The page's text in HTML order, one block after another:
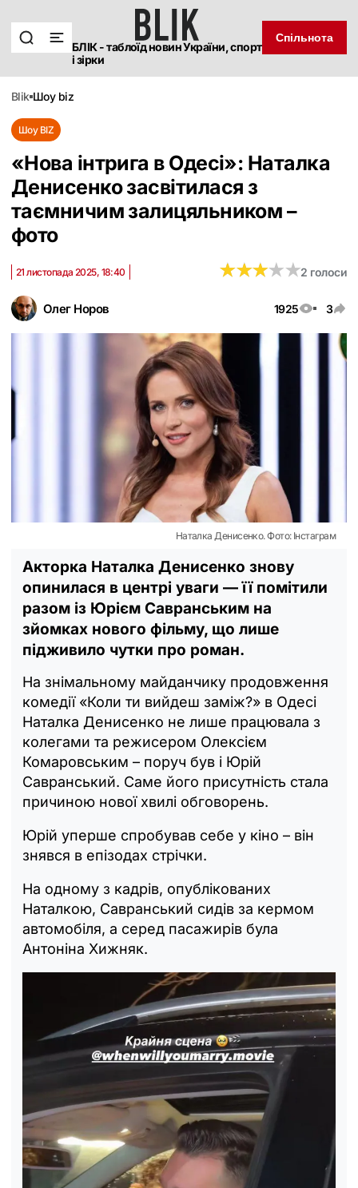
БЛІК - таблоїд новин України, спорт
і зірки
Спільнота
blik шоу biz
Шоу BIZ
«Нова інтрига в Одесі»: Наталка
Денисенко засвітилася з
таємничим залицяльником –
фото
Олег Норов 1925 3
21 листопада 2025, 18:40 ★★★★★
★★★★★2 голоси
Наталка Денисенко. Фото: Інстаграм
Акторка Наталка Денисенко знову
опинилася в центрі уваги — її помітили
разом із Юрієм Савранським на
зйомках нового фільму, що лише
підживило чутки про роман.
На знімальному майданчику продовження
комедії «Коли ти вийдеш заміж?» в Одесі
Наталка Денисенко не лише працювала з
колегами та режисером Олексієм
Комаровським – поруч був і Юрій
Савранський. Саме його присутність стала
причиною нової хвилі обговорень.
Юрій уперше спробував себе у кіно – він
знявся в епізодах стрічки.
На одному з кадрів, опублікованих
Наталкою, Савранський сидів за кермом
автомобіля, а серед пасажирів була
Антоніна Хижняк.